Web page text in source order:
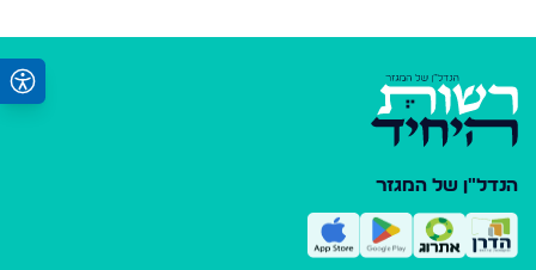
הנדל"ן של המגזר